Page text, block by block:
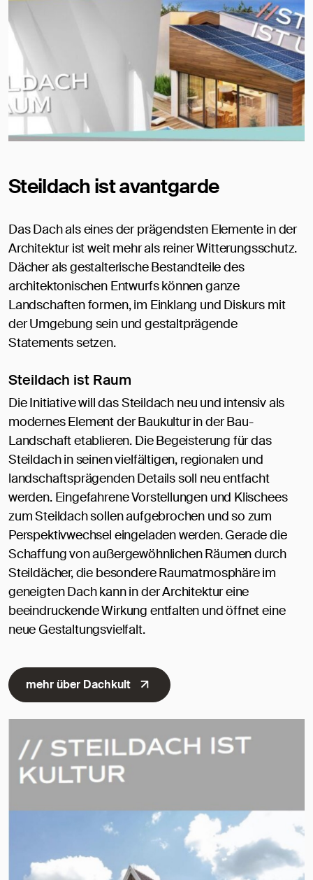
Steildach ist avantgarde
Das Dach als eines der prägendsten Elemente in der
Architektur ist weit mehr als reiner Witterungsschutz.
Dächer als gestalterische Bestandteile des
architektonischen Entwurfs können ganze
Landschaften formen, im Einklang und Diskurs mit
der Umgebung sein und gestaltprägende
Statements setzen.
Steildach ist Raum
Die Initiative will das Steildach neu und intensiv als
modernes Element der Baukultur in der Bau-
Landschaft etablieren. Die Begeisterung für das
Steildach in seinen vielfältigen, regionalen und
landschaftsprägenden Details soll neu entfacht
werden. Eingefahrene Vorstellungen und Klischees
zum Steildach sollen aufgebrochen und so zum
Perspektivwechsel eingeladen werden. Gerade die
Schaffung von außergewöhnlichen Räumen durch
Steildächer, die besondere Raumatmosphäre im
geneigten Dach kann in der Architektur eine
beeindruckende Wirkung entfalten und öffnet eine
neue Gestaltungsvielfalt.
mehr über Dachkult